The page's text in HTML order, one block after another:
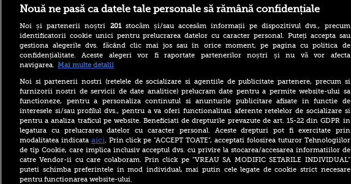
româncă a fost arestată în
Germania pentru spionaj în
favoarea Rusiei
Alerta West Nile: două
persoane au murit, iar
numărul cazurilor a ajuns la
10. Măsurile de protecție
împotriva țânțarilor
Ce le-a spus Donald Trump
donatorilor despre
succesorul său pentru
Nouă ne pasă ca datele tale personale să rămână confidențiale
Noi și partenerii noștri 201stocăm și/sau accesăm informații pe dispozitivul dvs., precum
identificatorii cookie unici pentru prelucrarea datelor cu caracter personal. Puteți accepta sau
gestiona alegerile dvs. făcând clic mai jos sau în orice moment, pe pagina cu politica de
confidențialitate. Aceste alegeri vor fi raportate partenerilor noștri și nu vă vor afecta
navigarea. Mai multe detalii
Noi si partenerii nostri (retelele de socializare si agentiile de publicitate partenere, precum si
furnizorii nostri de servicii de date analitice) prelucram date pentru a permite website-ului sa
functioneze, pentru a personaliza continutul si anunturile publicitare afisate in functie de
interesele si/sau profilul dvs., pentru a va oferi functionalitati aferente retelelor de socializare si
pentru a analiza traficul pe website. Beneficiati de drepturile prevazute de art. 15-22 din GDPR in
legatura cu prelucrarea datelor cu caracter personal. Aceste drepturi pot fi exercitate prin
modalitatea indicata aici. Prin click pe “ACCEPT TOATE”, acceptati folosirea tuturor Tehnologiilor
de tip Cookie, care implica inclusiv acceptul dvs. cu privire la stocarea/accesarea informatiilor de
catre Vendor-ii cu care colaboram. Prin click pe “VREAU SA MODIFIC SETARILE INDIVIDUAL”
puteti schimba preferintele in mod individual, mai putin cele legate de cookie strict necesare
pentru functionarea website-ului.